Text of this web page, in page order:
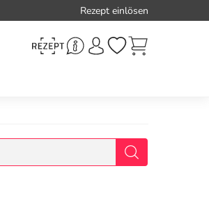
Rezept einlösen